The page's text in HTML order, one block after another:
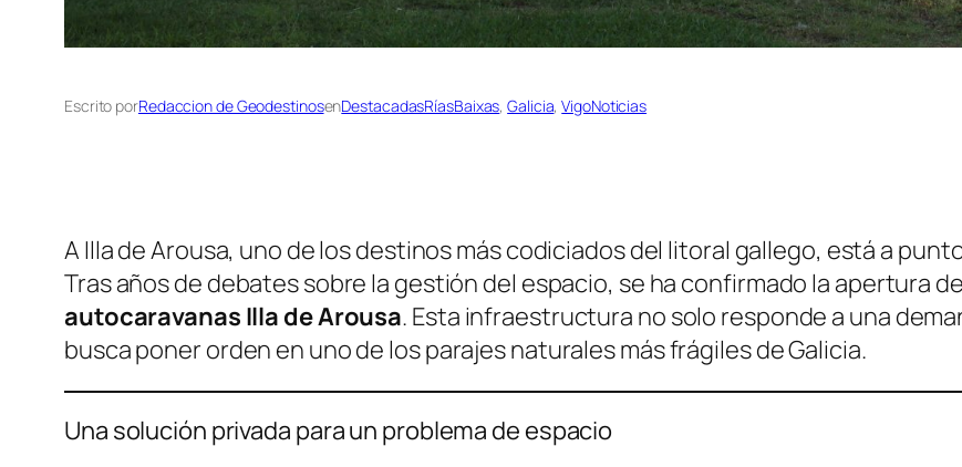
Escrito porRedaccion de GeodestinosenDestacadasRíasBaixas, Galicia, VigoNoticias
A Illa de Arousa, uno de los destinos más codiciados del litoral gallego, está a
Tras años de debates sobre la gestión del espacio, se ha confirmado la apertura
autocaravanas Illa de Arousa. Esta infraestructura no solo responde a una
busca poner orden en uno de los parajes naturales más frágiles de Galicia.
Una solución privada para un problema de espacio